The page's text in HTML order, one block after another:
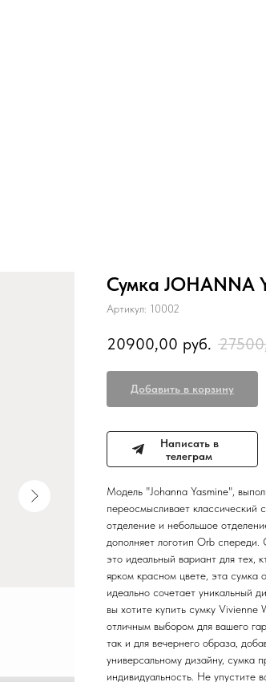
Сумка JOHANNA
Артикул: 10002
20900,00 руб.
Добавить в корзину
Написать в
телеграм
Модель "Johanna Yasmine",
переосмысливает классический
отделение и небольшое
дополняет логотип Orb
это идеальный вариант для тех,
ярком красном цвете, эта сумка
идеально сочетает уникальный
вы хотите купить сумку
отличным выбором для вашего
так и для вечернего образа,
универсальному дизайну, сумка
индивидуальность. Не упустите